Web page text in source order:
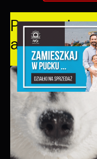
Pozostałe
aktualności